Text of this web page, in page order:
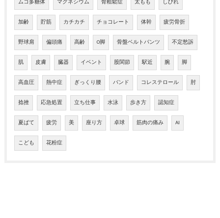
ムコ多糖体 マグネシウム 骨粗鬆症 太もも しびれ
加齢 貯筋 カチカチ チョコレート 体幹 疲労骨折
野球肩 偏頭痛 高齢 O脚 骨盤ベルトパンツ 不定愁訴
肌 皮膚 臓器 イベント 股関節 駅近 腕 脚
高血圧 熱中症 ぎっくり腰 バンド コレステロール 肘
捻挫 応急処置 立ち仕事 水泳 歩き方 認知症
夏ばて 疲労 美 座り方 卓球 筋肉の痛み AI
こども 花粉症